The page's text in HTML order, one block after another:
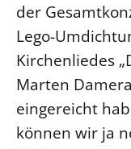
der
Lego-
Kirchenliedes
Marten
eingereicht
können wir ja